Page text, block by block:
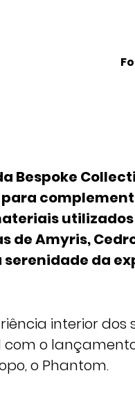
Bespoke
para
de Amyris,
da
interior dos
o
o Phantom.